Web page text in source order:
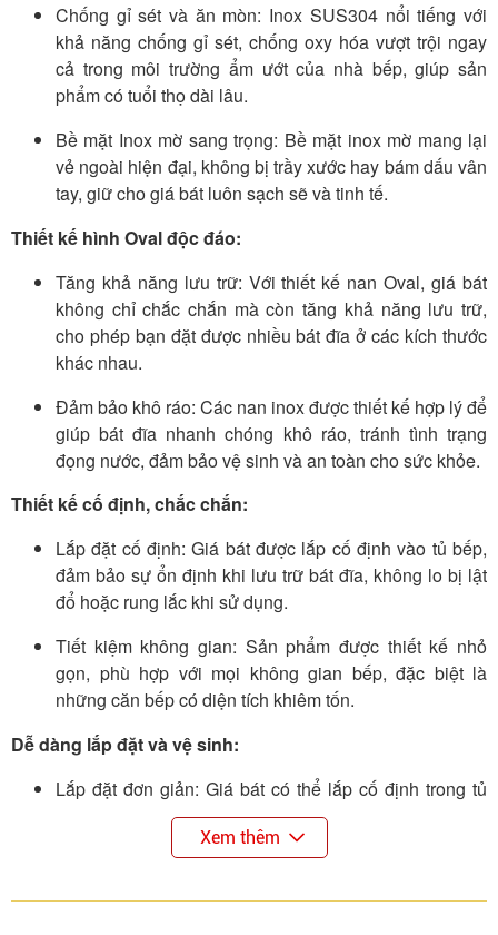
Chống gỉ sét và ăn mòn: Inox SUS304 nổi tiếng với
khả năng chống gỉ sét, chống oxy hóa vượt trội ngay
cả trong môi trường ẩm ướt của nhà bếp, giúp sản
phẩm có tuổi thọ dài lâu.
Bề mặt Inox mờ sang trọng: Bề mặt inox mờ mang lại
vẻ ngoài hiện đại, không bị trầy xước hay bám dấu vân
tay, giữ cho giá bát luôn sạch sẽ và tinh tế.
Thiết kế hình Oval độc đáo:
Tăng khả năng lưu trữ: Với thiết kế nan Oval, giá bát
không chỉ chắc chắn mà còn tăng khả năng lưu trữ,
cho phép bạn đặt được nhiều bát đĩa ở các kích thước
khác nhau.
Đảm bảo khô ráo: Các nan inox được thiết kế hợp lý để
giúp bát đĩa nhanh chóng khô ráo, tránh tình trạng
đọng nước, đảm bảo vệ sinh và an toàn cho sức khỏe.
Thiết kế cố định, chắc chắn:
Lắp đặt cố định: Giá bát được lắp cố định vào tủ bếp,
đảm bảo sự ổn định khi lưu trữ bát đĩa, không lo bị lật
đổ hoặc rung lắc khi sử dụng.
Tiết kiệm không gian: Sản phẩm được thiết kế nhỏ
gọn, phù hợp với mọi không gian bếp, đặc biệt là
những căn bếp có diện tích khiêm tốn.
Dễ dàng lắp đặt và vệ sinh:
Lắp đặt đơn giản: Giá bát có thể lắp cố định trong tủ
bếp hoặc trên tường một cách dễ dàng, tạo không gian
Xem thêm